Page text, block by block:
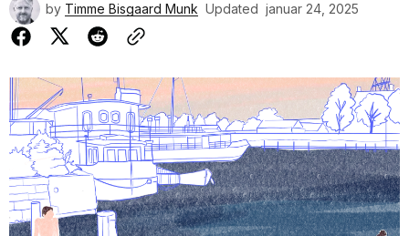
by Timme Bisgaard Munk Updated januar 24, 2025